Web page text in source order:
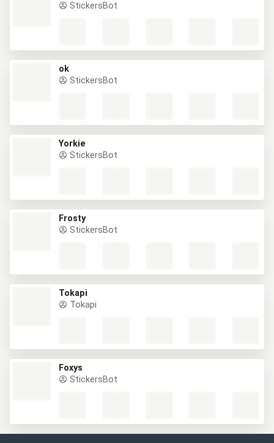
StickersBot
ok
StickersBot
Yorkie
StickersBot
Frosty
StickersBot
Tokapi
Tokapi
Foxys
StickersBot